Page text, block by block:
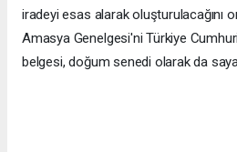
iradeyi esas alarak oluşturulacağını
Amasya Genelgesi'ni Türkiye
belgesi, doğum senedi olarak da